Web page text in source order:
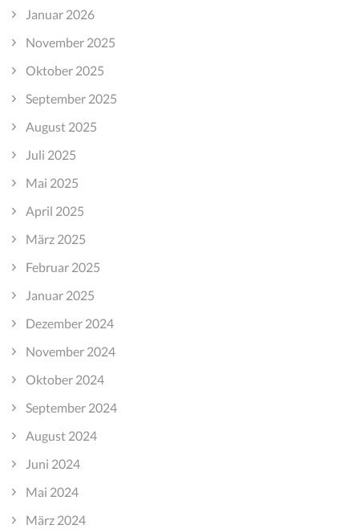
Januar 2026
November 2025
Oktober 2025
September 2025
August 2025
Juli 2025
Mai 2025
April 2025
März 2025
Februar 2025
Januar 2025
Dezember 2024
November 2024
Oktober 2024
September 2024
August 2024
Juni 2024
Mai 2024
März 2024